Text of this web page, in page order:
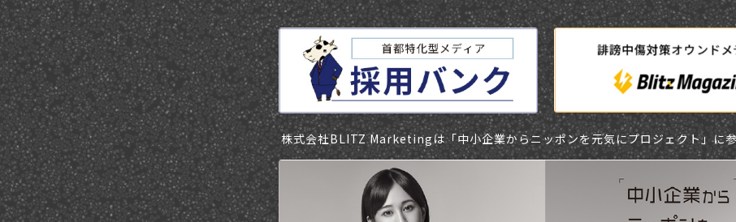
株式会社BLITZ Marketingは「中小企業からニッポンを元気にプロジェクト」に